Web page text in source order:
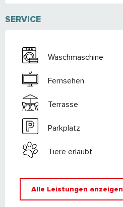
SERVICE
Waschmaschine
Fernsehen
Terrasse
Parkplatz
Tiere erlaubt
Alle Leistungen anzeigen